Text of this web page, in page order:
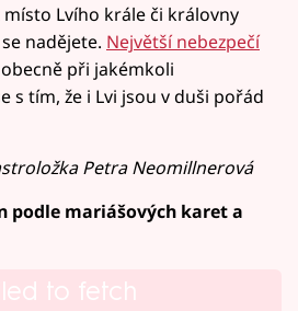
Lvího krále či královny
nadějete. Největší nebezpečí
při jakémkoli
s tím, že i Lvi jsou v duši pořád
Petra Neomillnerová
podle mariášových karet a
to fetch